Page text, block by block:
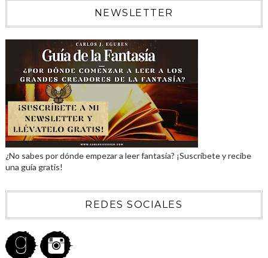
NEWSLETTER
¿No sabes por dónde empezar a leer fantasía? ¡Suscríbete y recibe
una guía gratis!
REDES SOCIALES